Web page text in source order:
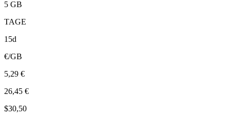
5 GB
TAGE
15d
€/GB
5,29 €
26,45 €
$30,50